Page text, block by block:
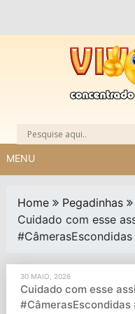
MENU
Home
Pegadinhas
Cuidado com esse
30 MAIO, 2026
Cuidado com esse
#CâmerasEscondidas